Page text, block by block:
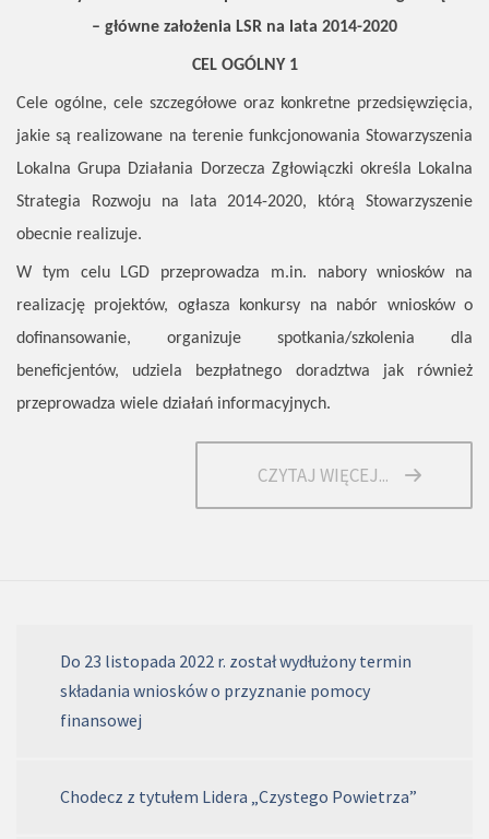
– główne założenia LSR na lata 2014-2020
CEL OGÓLNY 1
Cele ogólne, cele szczegółowe oraz konkretne przedsięwzięcia,
jakie są realizowane na terenie funkcjonowania Stowarzyszenia
Lokalna Grupa Działania Dorzecza Zgłowiączki określa Lokalna
Strategia Rozwoju na lata 2014-2020, którą Stowarzyszenie
obecnie realizuje.
W tym celu LGD przeprowadza m.in. nabory wniosków na
realizację projektów, ogłasza konkursy na nabór wniosków o
dofinansowanie, organizuje spotkania/szkolenia dla
beneficjentów, udziela bezpłatnego doradztwa jak również
przeprowadza wiele działań informacyjnych.
CZYTAJ WIĘCEJ...
Do 23 listopada 2022 r. został wydłużony termin
składania wniosków o przyznanie pomocy
finansowej
Chodecz z tytułem Lidera „Czystego Powietrza”